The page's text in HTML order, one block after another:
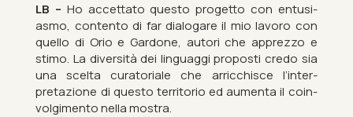
LB – Ho ac­cettato questo pro­getto con entusi­
asmo, con­tento di far dia­log­are il mio la­voro con
quello di Orio e Gardone, autori che ap­prezzo e
stimo. La di­versità dei lin­guaggi pro­posti credo sia
una scelta cur­at­oriale che ar­ricchisce l’in­ter­
pretazione di questo ter­ritorio ed aumenta il coin­
vol­gi­mento nella mostra.